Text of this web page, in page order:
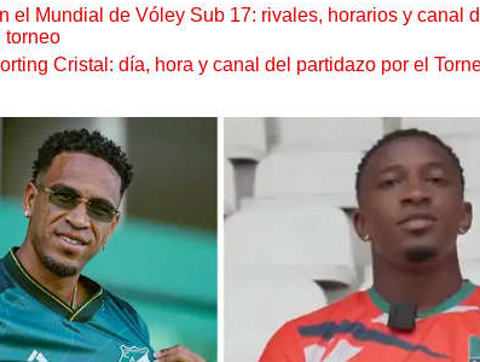
el Mundial de Vóley Sub 17: rivales, horarios y canal
torneo
Cristal: día, hora y canal del partidazo por el